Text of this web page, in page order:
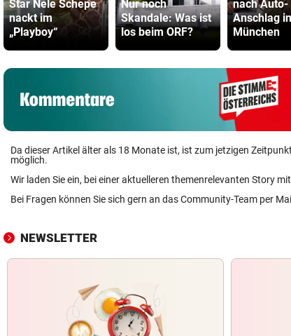
Star Nele Schepe
nackt im
„Playboy“
Nur noch
Skandale: Was ist
los beim ORF?
nach Auto-
Anschlag in
München
Da dieser Artikel älter als 18 Monate ist, ist zum jetzigen
möglich.
Wir laden Sie ein, bei einer aktuelleren themenrelevanten Story
Bei Fragen können Sie sich gern an das Community-Team per
NEWSLETTER